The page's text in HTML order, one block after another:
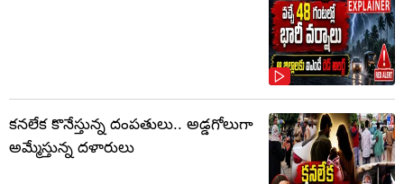
కనలేక కొనేస్తున్న దంపతులు.. అడ్డగోలుగా
అమ్మేస్తున్న దళారులు